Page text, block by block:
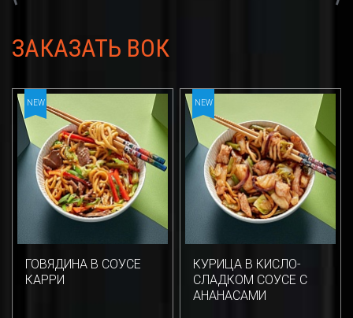
ЗАКАЗАТЬ ВОК
NEW
ГОВЯДИНА В СОУСЕ
КАРРИ
NEW
КУРИЦА В КИСЛО-
СЛАДКОМ СОУСЕ С
АНАНАСАМИ